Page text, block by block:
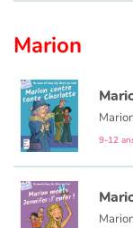
Marion
9-12